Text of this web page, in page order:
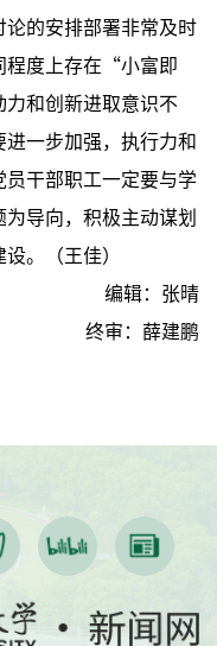
论的安排部署非常及时
程度上存在“小富即
和创新进取意识不
一步加强，执行力和
干部职工一定要与学
导向，积极主动谋划
。（王佳）
编辑：张晴
终审：薛建鹏